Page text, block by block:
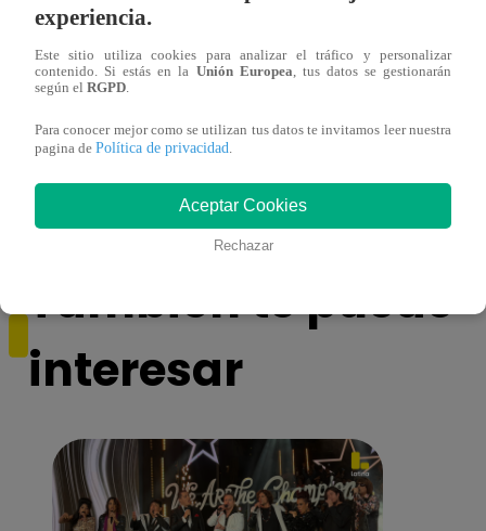
antes de Navidad?
También te puede
interesar
experiencia.
Este sitio utiliza cookies para analizar el tráfico y personalizar
contenido. Si estás en la Unión Europea , tus datos se gestionarán
según el RGPD
Para conocer mejor como se utilizan tus datos te invitamos leer nuestra
pagina de Política de privacidad
Aceptar Cookies
Rechazar